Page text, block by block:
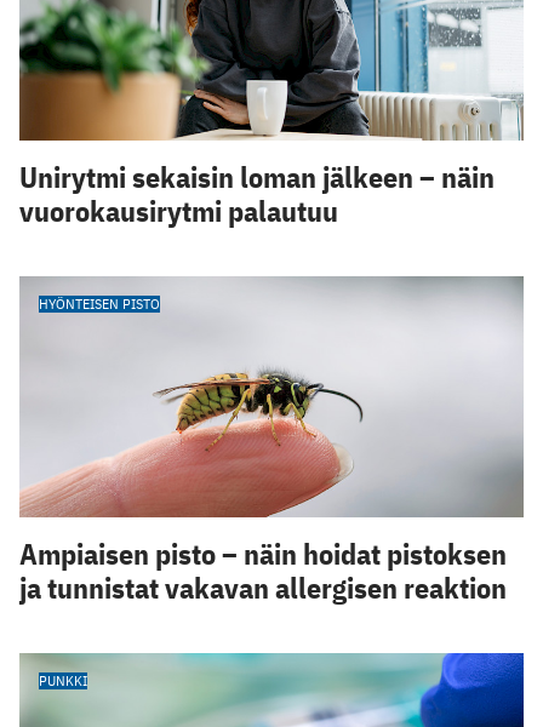
Unirytmi sekaisin loman jälkeen – näin
vuorokausirytmi palautuu
HYÖNTEISEN PISTO
Ampiaisen pisto – näin hoidat pistoksen
ja tunnistat vakavan allergisen reaktion
PUNKKI